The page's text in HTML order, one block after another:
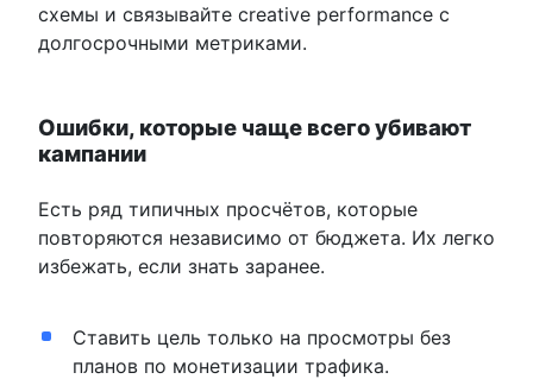
схемы и связывайте creative performance с
долгосрочными метриками.
Ошибки, которые чаще всего убивают
кампании
Есть ряд типичных просчётов, которые
повторяются независимо от бюджета. Их легко
избежать, если знать заранее.
Ставить цель только на просмотры без
планов по монетизации трафика.